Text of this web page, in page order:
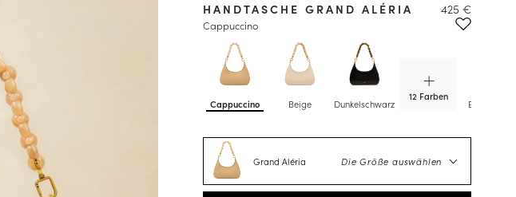
Cappuccino Beige Dunkelschwarz
12 Farben
Esterel-
HANDTASCHE GRAND ALÉRIA
Cappuccino
425 €
Grand Aléria Die Größe auswählen